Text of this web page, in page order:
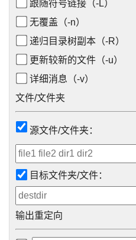
跟随符号链接（-L）
无覆盖（-n）
递归目录树副本（-R）
更新较新的文件（-u）
详细消息（-v）
文件/文件夹
源文件/文件夹：
目标文件夹/文件：
输出重定向